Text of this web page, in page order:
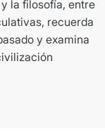
la filosofía, entre
recuerda
y examina